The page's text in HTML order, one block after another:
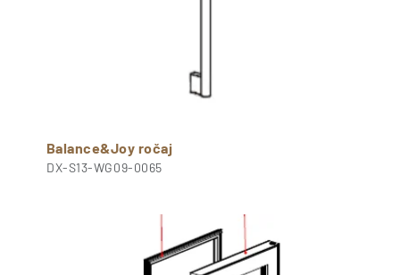
Balance&Joy ročaj
DX-S13-WG09-0065